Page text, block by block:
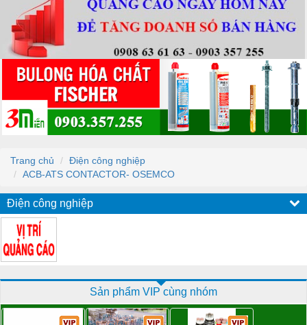
Trang chủ
Điện công nghiệp
ACB-ATS CONTACTOR- OSEMCO
Điện công nghiệp
Sản phẩm VIP cùng nhóm